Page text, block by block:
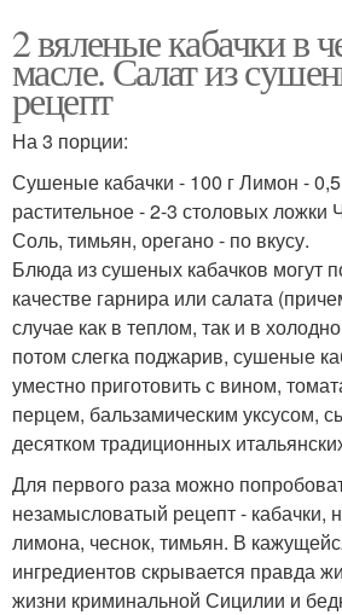
2 вяленые кабачки в
масле. Салат из
рецепт
На 3 порции:
Сушеные кабачки - 100 г Лимон -
растительное - 2-3 столовых ложки
Соль, тимьян, орегано - по вкусу.
Блюда из сушеных кабачков могут
качестве гарнира или салата
случае как в теплом, так и в
потом слегка поджарив, сушеные
уместно приготовить с вином,
перцем, бальзамическим уксусом,
десятком традиционных
Для первого раза можно
незамысловатый рецепт - кабачки,
лимона, чеснок, тимьян. В
ингредиентов скрывается правда
жизни криминальной Сицилии и